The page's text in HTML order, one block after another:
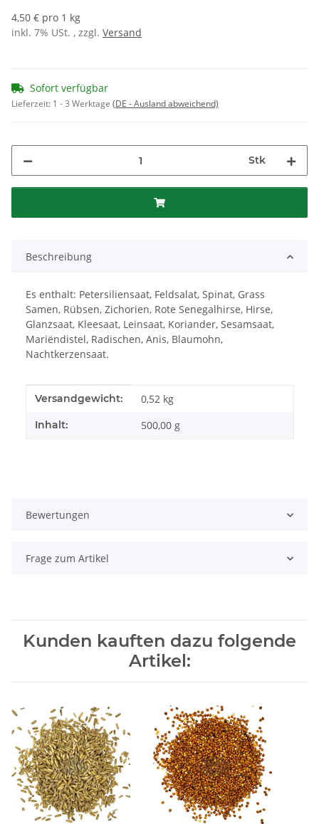
4,50 € pro 1 kg
inkl. 7% USt. , zzgl. Versand
Sofort verfügbar
Lieferzeit: 1 - 3 Werktage (DE - Ausland abweichend)
Stk
Beschreibung
Es enthalt: Petersiliensaat, Feldsalat, Spinat, Grass
Samen, Rübsen, Zichorien, Rote Senegalhirse, Hirse,
Glanzsaat, Kleesaat, Leinsaat, Koriander, Sesamsaat,
Mariëndistel, Radischen, Anis, Blaumohn,
Nachtkerzensaat.
Produkteigenschaft
Wert
Versandgewicht: 0,52 kg
Inhalt: 500,00 g
Bewertungen
Frage zum Artikel
Kunden kauften dazu folgende
Artikel: